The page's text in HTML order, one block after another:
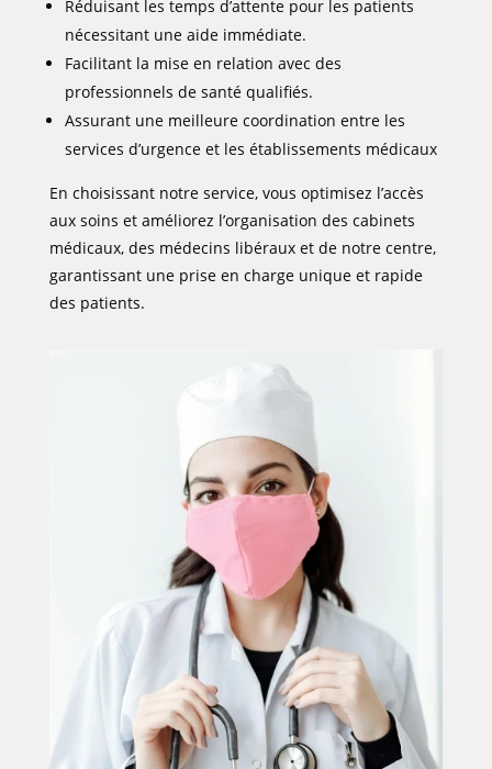
Réduisant les temps d’attente pour les patients
nécessitant une aide immédiate.
Facilitant la mise en relation avec des
professionnels de santé qualifiés.
Assurant une meilleure coordination entre les
services d’urgence et les établissements médicaux
En choisissant notre service, vous optimisez l’accès
aux soins et améliorez l’organisation des cabinets
médicaux, des médecins libéraux et de notre centre,
garantissant une prise en charge unique et rapide
des patients.